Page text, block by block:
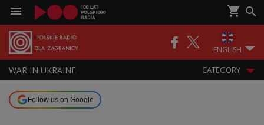
ENGLISH
WAR IN UKRAINE CATEGORY
Follow us on Google